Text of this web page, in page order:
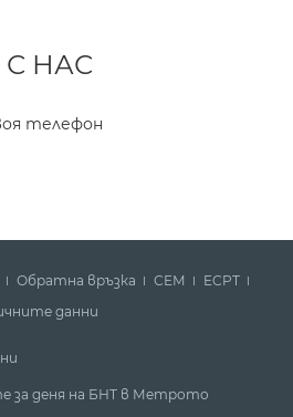
С НАС
телефон
Обратна връзка СЕМ
ECPT
данни
за деня на БНТ в Метрото